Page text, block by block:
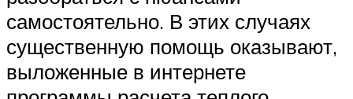
самостоятельно. В этих случаях
существенную помощь оказывают,
выложенные в интернете